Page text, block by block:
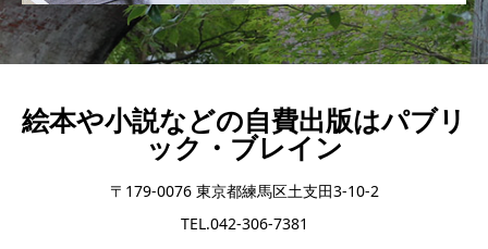
絵本や小説などの自費出版はパブリ
ック・ブレイン
〒179-0076 東京都練馬区土支田3-10-2
TEL.042-306-7381